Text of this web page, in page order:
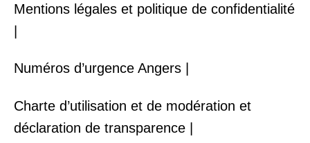
Mentions légales et politique de confidentialité
Numéros d’urgence Angers |
Charte d’utilisation et de modération et
déclaration de transparence |